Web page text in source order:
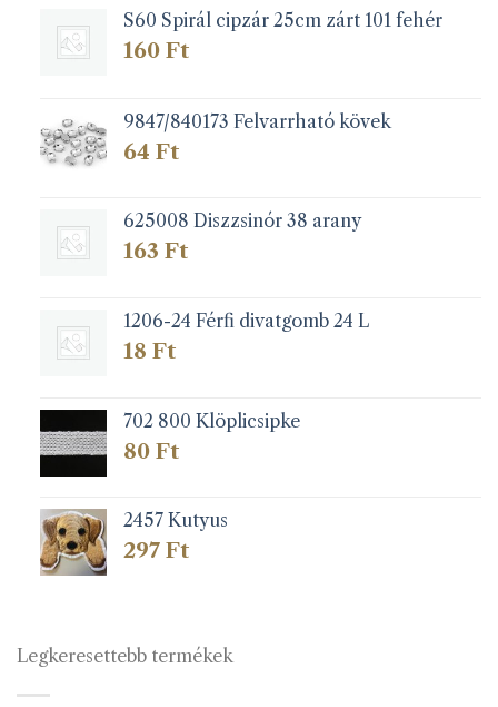
S60 Spirál cipzár 25cm zárt 101 fehér
160 Ft
9847/840173 Felvarrható kövek
64 Ft
625008 Diszzsinór 38 arany
163 Ft
1206-24 Férfi divatgomb 24 L
18 Ft
702 800 Klöplicsipke
80 Ft
2457 Kutyus
297 Ft
Legkeresettebb termékek